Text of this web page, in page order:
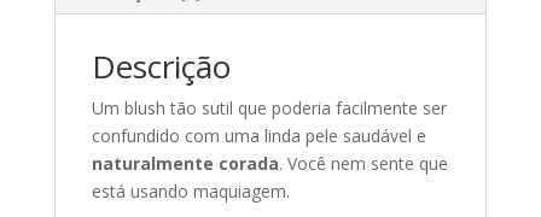
Descrição
Um blush tão sutil que poderia facilmente ser
confundido com uma linda pele saudável e
naturalmente corada. Você nem sente que
está usando maquiagem.